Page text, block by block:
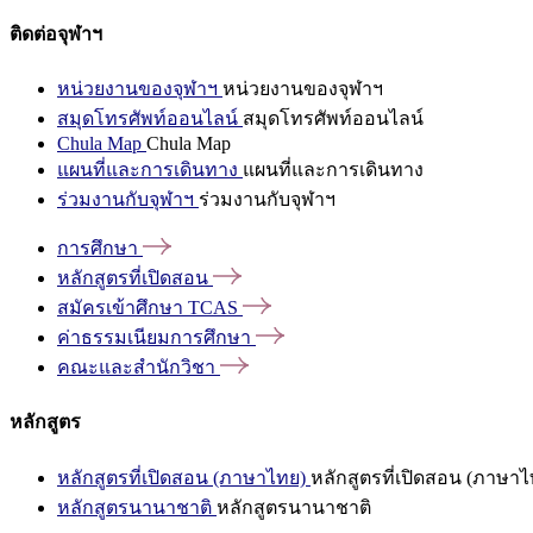
ติดต่อจุฬาฯ
หน่วยงานของจุฬาฯ หน่วยงานของจุฬาฯ
สมุดโทรศัพท์ออนไลน์ สมุดโทรศัพท์ออนไลน์
Chula Map Chula Map
แผนที่และการเดินทาง แผนที่และการเดินทาง
ร่วมงานกับจุฬาฯ ร่วมงานกับจุฬาฯ
การศึกษา
หลักสูตรที่เปิดสอน
สมัครเข้าศึกษา TCAS
ค่าธรรมเนียมการศึกษา
คณะและสำนักวิชา
หลักสูตร
หลักสูตรที่เปิดสอน (ภาษาไทย) หลักสูตรที่เปิดสอน (ภาษาไ
หลักสูตรนานาชาติ หลักสูตรนานาชาติ